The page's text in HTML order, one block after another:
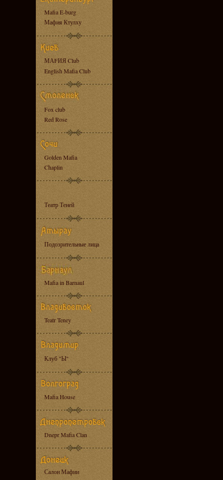
Mafia E-burg
Мафия Ктулху
МАFИЯ Club
English Mafia Club
Fox club
Red Rose
Golden Mafia
Chaplin
Театр Теней
Подозрительные лица
Mafia in Barnaul
Teatr Teney
Клуб "Ы"
Mafia House
Dnepr Mafia Clan
Салон Мафии